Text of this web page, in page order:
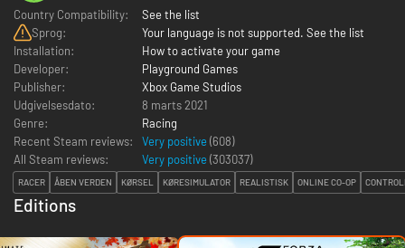
Country Compatibility:
See the list
Sprog:
Your language is not supported. See the list
Installation:
How to activate your game
Developer:
Playground Games
Publisher:
Xbox Game Studios
Udgivelsesdato:
8 marts 2021
Genre:
Racing
Recent Steam reviews:
Very positive (608)
All Steam reviews:
Very positive (303037)
RACER ÅBEN VERDEN KØRSEL KØRESIMULATOR REALISTISK ONLINE CO-OP
Editions